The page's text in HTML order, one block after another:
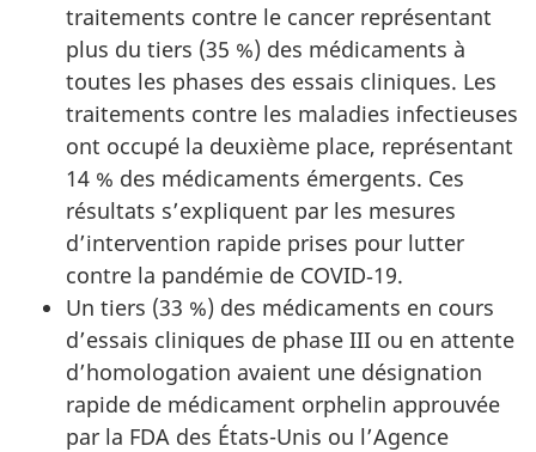
traitements contre le cancer représentant
plus du tiers (35 %) des médicaments à
toutes les phases des essais cliniques. Les
traitements contre les maladies infectieuses
ont occupé la deuxième place, représentant
14 % des médicaments émergents. Ces
résultats s’expliquent par les mesures
d’intervention rapide prises pour lutter
contre la pandémie de COVID‑19.
Un tiers (33 %) des médicaments en cours
d’essais cliniques de phase III ou en attente
d’homologation avaient une désignation
rapide de médicament orphelin approuvée
par la FDA des États-Unis ou l’Agence